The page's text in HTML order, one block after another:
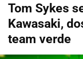
Tom Sykes
Kawasaki,
team verde